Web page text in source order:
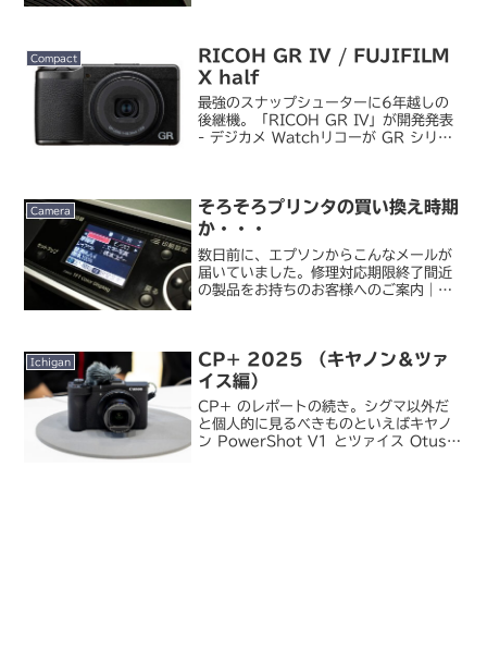
Compact
RICOH GR IV / FUJIFILM
X half
最強のスナップシューターに6年越しの
後継機。「RICOH GR IV」が開発発表
- デジカメ Watchリコーが GR シリー
Camera
そろそろプリンタの買い換え時期
か・・・
数日前に、エプソンからこんなメールが
届いていました。修理対応期限終了間近
の製品をお持ちのお客様へのご案内｜エ
修理対応期間が終了と...
Ichigan
CP+ 2025 （キヤノン＆ツァ
イス編）
CP+ のレポートの続き。シグマ以外だ
と個人的に見るべきものといえばキヤノ
ン PowerShot V1 とツァイス Otus